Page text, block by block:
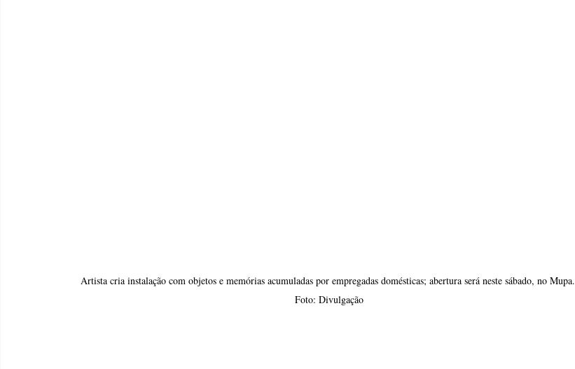
Artista cria instalação com objetos e memórias acumuladas por empregadas domésticas; abertura será neste sábado, no Mupa.
Foto: Divulgação